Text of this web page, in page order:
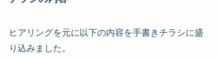
ヒアリングを元に以下の内容を手書きチラシに盛
り込みました。